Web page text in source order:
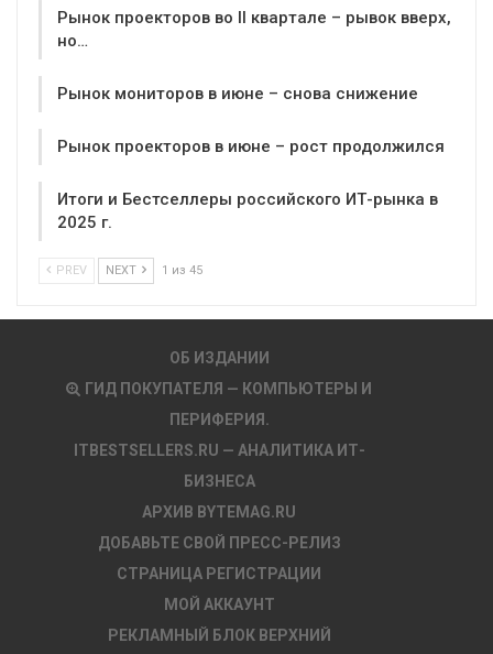
Рынок проекторов во II квартале – рывок вверх,
но…
Рынок мониторов в июне – снова снижение
Рынок проекторов в июне – рост продолжился
Итоги и Бестселлеры российского ИТ-рынка в
2025 г.
PREV NEXT 1 из 45
ОБ ИЗДАНИИ
ГИД ПОКУПАТЕЛЯ — КОМПЬЮТЕРЫ И
ПЕРИФЕРИЯ.
ITBESTSELLERS.RU — АНАЛИТИКА ИТ-
БИЗНЕСА
АРХИВ BYTEMAG.RU
ДОБАВЬТЕ СВОЙ ПРЕСС-РЕЛИЗ
СТРАНИЦА РЕГИСТРАЦИИ
МОЙ АККАУНТ
РЕКЛАМНЫЙ БЛОК ВЕРХНИЙ